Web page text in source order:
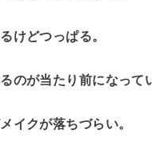
けどつっぱる。
のが当たり前になって
イクが落ちづらい。